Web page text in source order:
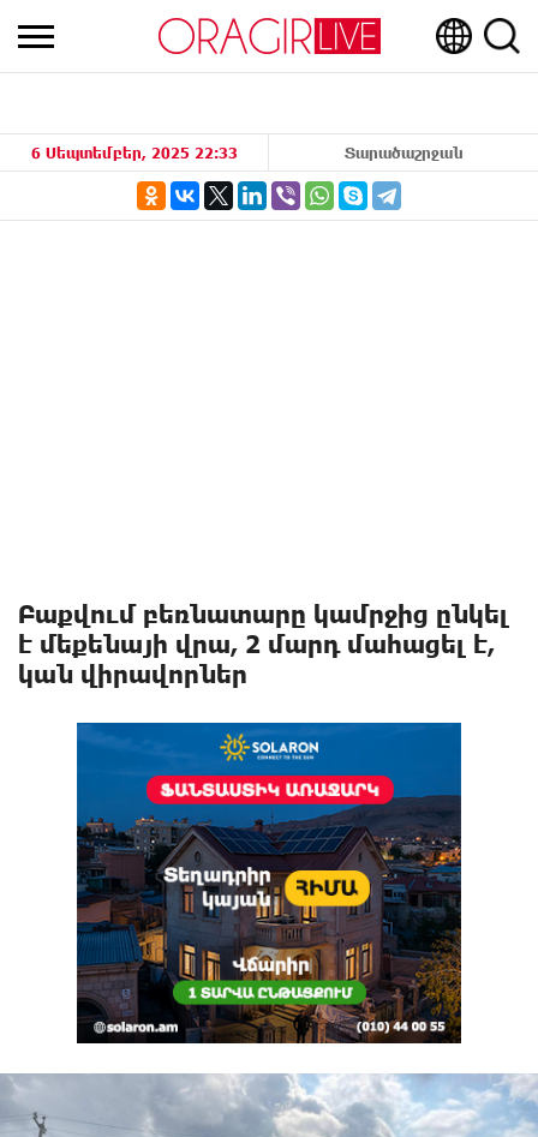
6 Սեպտեմբեր, 2025 22:33 Տարածաշրջան
Բաքվում բեռնատարը կամրջից ընկել
է մեքենայի վրա, 2 մարդ մահացել է,
կան վիրավորներ